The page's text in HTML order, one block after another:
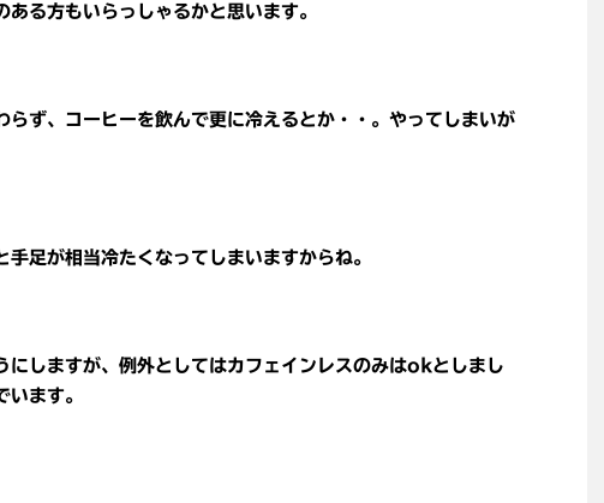
る方もいらっしゃるかと思います。
らず、コーヒーを飲んで更に冷えるとか・・。やってしまいが
足が相当冷たくなってしまいますからね。
にしますが、例外としてはカフェインレスのみはokとしまし
ます。